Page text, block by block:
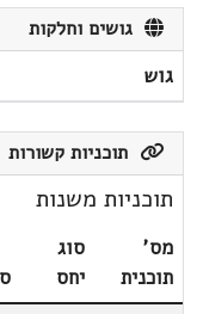
גושים וחלקות
גוש
תוכניות קשורות
תוכניות משנות
מס'
תוכנית
סוג
יחס